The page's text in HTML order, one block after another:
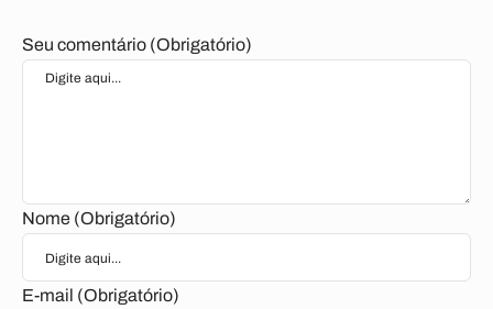
Seu comentário (Obrigatório)
Nome (Obrigatório)
E-mail (Obrigatório)